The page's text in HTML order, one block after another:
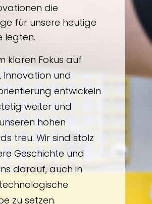
die
für unsere heutige
legten.
klaren Fokus auf
Innovation und
entwickeln
weiter und
hohen
treu. Wir sind stolz
Geschichte und
darauf, auch in
zu setzen.